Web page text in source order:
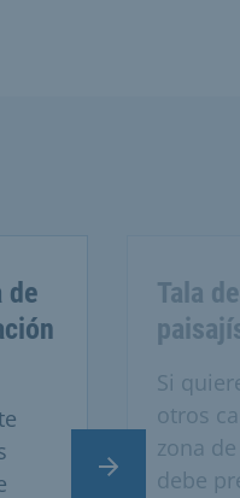
de
Tala
Si
otros
zona
debe
Diapositiva